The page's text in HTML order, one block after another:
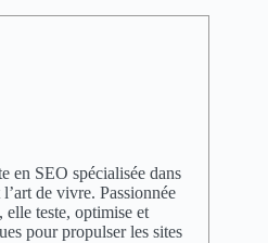
en SEO spécialisée dans
de vivre. Passionnée
elle teste, optimise et
pour propulser les sites